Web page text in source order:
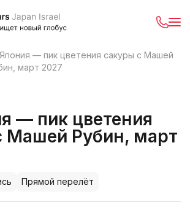
Япония — пик цветения сакуры с Машей
март 2027
— пик цветения
Машей Рубин, март
Прямой перелёт